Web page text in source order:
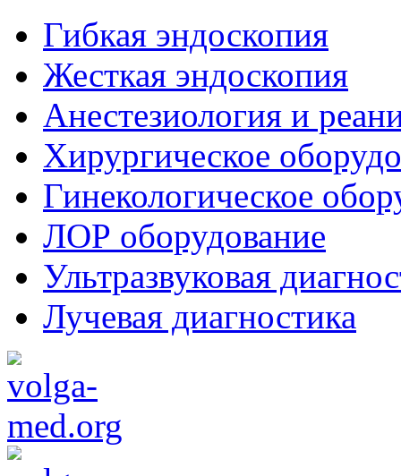
Гибкая эндоскопия
Жесткая эндоскопия
Анестезиология и
Хирургическое
Гинекологическое
ЛОР оборудование
Ультразвуковая
Лучевая диагностика